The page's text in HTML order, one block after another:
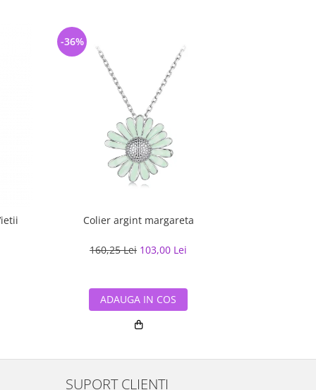
Colier argint margareta
160,25 Lei 103,00 Lei
-36%
ADAUGA IN COS
SUPORT CLIENTI